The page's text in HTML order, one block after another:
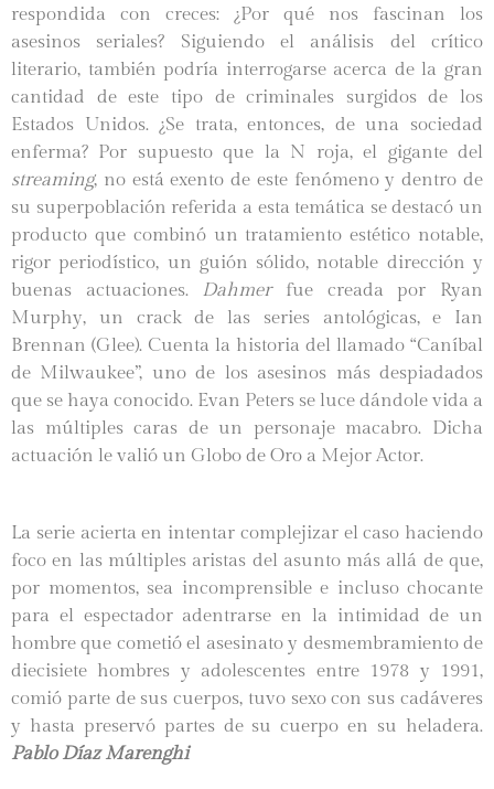
respondida con creces: ¿Por qué nos fascinan los
asesinos seriales? Siguiendo el análisis del crítico
literario, también podría interrogarse acerca de la gran
cantidad de este tipo de criminales surgidos de los
Estados Unidos. ¿Se trata, entonces, de una sociedad
enferma? Por supuesto que la N roja, el gigante del
streaming, no está exento de este fenómeno y dentro de
su superpoblación referida a esta temática se destacó un
producto que combinó un tratamiento estético notable,
rigor periodístico, un guión sólido, notable dirección y
buenas actuaciones. Dahmer fue creada por Ryan
Murphy, un crack de las series antológicas, e Ian
Brennan (Glee). Cuenta la historia del llamado “Caníbal
de Milwaukee”, uno de los asesinos más despiadados
que se haya conocido. Evan Peters se luce dándole vida a
las múltiples caras de un personaje macabro. Dicha
actuación le valió un Globo de Oro a Mejor Actor.
La serie acierta en intentar complejizar el caso haciendo
foco en las múltiples aristas del asunto más allá de que,
por momentos, sea incomprensible e incluso chocante
para el espectador adentrarse en la intimidad de un
hombre que cometió el asesinato y desmembramiento de
diecisiete hombres y adolescentes entre 1978 y 1991,
comió parte de sus cuerpos, tuvo sexo con sus cadáveres
y hasta preservó partes de su cuerpo en su heladera.
Pablo Díaz Marenghi